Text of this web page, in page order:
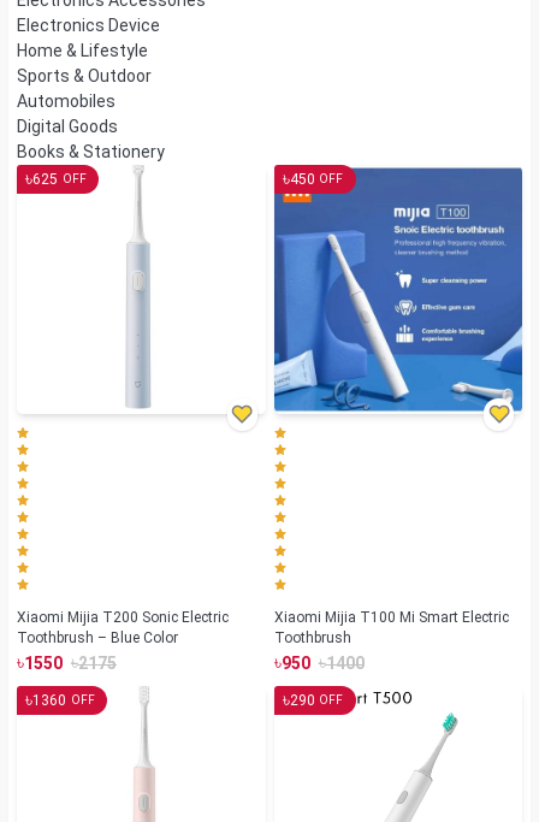
Electronics Device
Home & Lifestyle
Sports & Outdoor
Automobiles
Digital Goods
Books & Stationery
৳625 OFF
Xiaomi Mijia T200 Sonic Electric
Toothbrush – Blue Color
৳1550 ৳2175
৳450 OFF
Xiaomi Mijia T100 Mi Smart Electric
Toothbrush
৳950 ৳1400
৳1360 OFF ৳290 OFF